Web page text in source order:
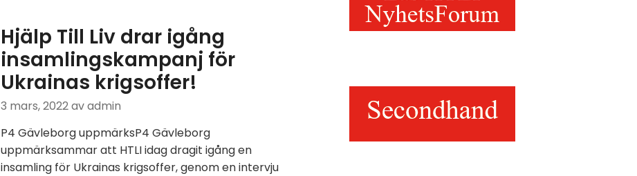
Hjälp Till Liv drar igång
insamlingskampanj för
Ukrainas krigsoffer!
3 mars, 2022av admin
P4 Gävleborg uppmärksP4 Gävleborg
uppmärksammar att HTLI idag dragit igång en
insamling för Ukrainas krigsoffer, genom en intervju